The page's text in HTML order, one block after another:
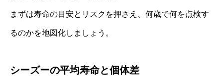
まずは寿命の目安とリスクを押さえ、何歳で何を点検す
るのかを地図化しましょう。
シーズーの平均寿命と個体差